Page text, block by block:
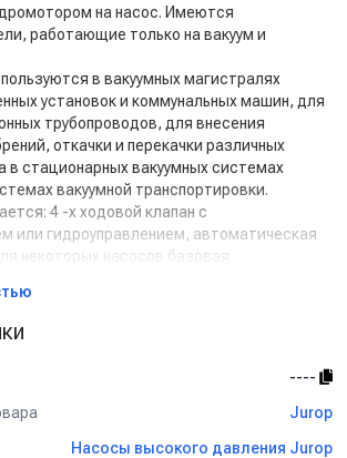
на насос. Имеются
работающие только на вакуум и
в вакуумных магистралях
установок и коммунальных машин, для
трубопроводов, для внесения
откачки и перекачки различных
в стационарных вакуумных системах
вакуумной транспортировки.
4 -х ходовой клапан с
или гидроуправлением, автоматическая
некоторых насосов базовая
диаметра.
характеристики указанны в
для скачивания на сайте.
----
Jurop
Насосы высокого давления Jurop